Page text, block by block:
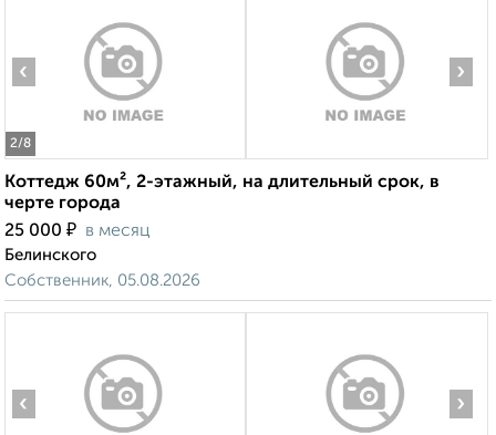
2/8
‹ ›
Коттедж 60м², 2-этажный, на длительный срок, в
черте города
25 000 ₽ в месяц
Белинского
Собственник, 05.08.2026
‹ ›